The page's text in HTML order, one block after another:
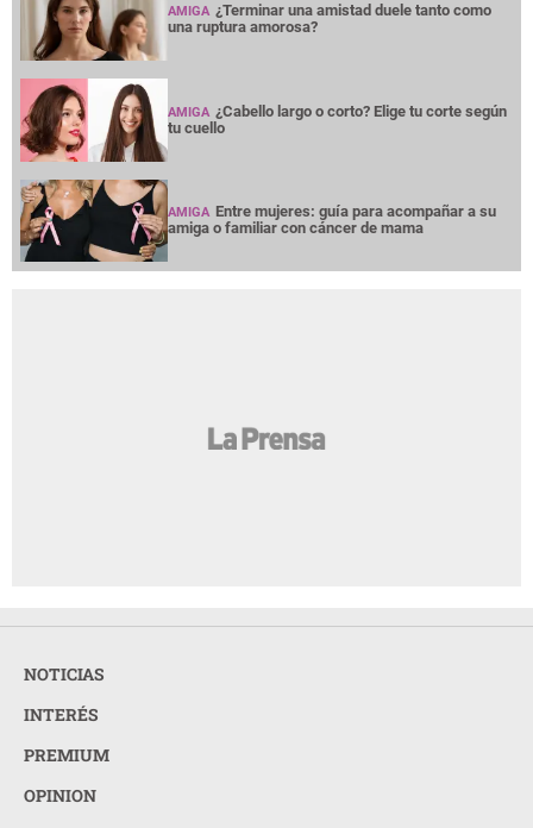
AMIGA ¿Terminar una amistad duele tanto como
una ruptura amorosa?
AMIGA ¿Cabello largo o corto? Elige tu corte según
tu cuello
AMIGA Entre mujeres: guía para acompañar a su
amiga o familiar con cáncer de mama
NOTICIAS
INTERÉS
PREMIUM
OPINION